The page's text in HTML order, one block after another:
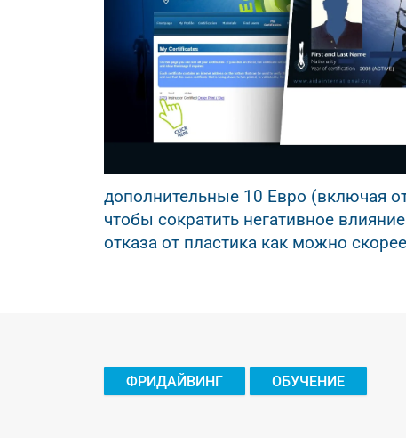
дополнительные 10 Евро (включая
чтобы сократить негативное
отказа от пластика как можно
ФРИДАЙВИНГ ОБУЧЕНИЕ